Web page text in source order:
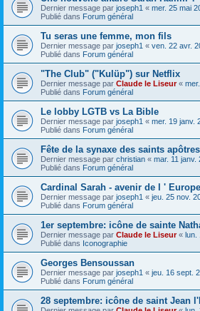
Dernier message par joseph1 « mer. 25 mai
Publié dans Forum général
Tu seras une femme, mon fils
Dernier message par joseph1 « ven. 22 avr.
Publié dans Forum général
"The Club" ("Kulüp") sur Netflix
Dernier message par Claude le Liseur«
Publié dans Forum général
Le lobby LGTB vs La Bible
Dernier message par joseph1 « mer. 19 janv.
Publié dans Forum général
Fête de la synaxe des saints
Dernier message par christian « mar. 11 janv.
Publié dans Forum général
Cardinal Sarah - avenir de l '
Dernier message par joseph1 « jeu. 25 nov.
Publié dans Forum général
1er septembre: icône de sainte
Dernier message par Claude le Liseur« lun.
Publié dans Iconographie
Georges Bensoussan
Dernier message par joseph1 « jeu. 16 sept.
Publié dans Forum général
28 septembre: icône de saint Jean